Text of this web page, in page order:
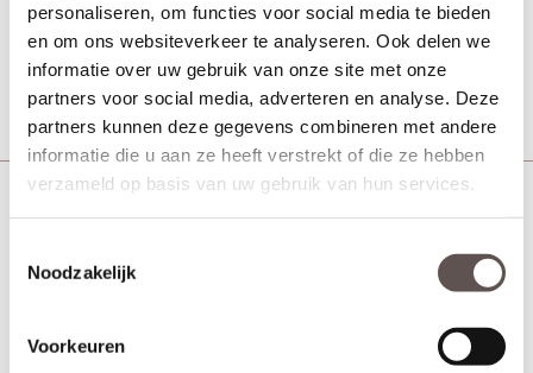
personaliseren, om functies voor social media te bieden
en om ons websiteverkeer te analyseren. Ook delen we
informatie over uw gebruik van onze site met onze
partners voor social media, adverteren en analyse. Deze
partners kunnen deze gegevens combineren met andere
informatie die u aan ze heeft verstrekt of die ze hebben
verzameld op basis van uw gebruik van hun services.
Noodzakelijk
Voorkeuren
5 werkdagen Vanaf € 374,-
Bekijk
Austria Doorn Blankglas
Vanaf € 374,-